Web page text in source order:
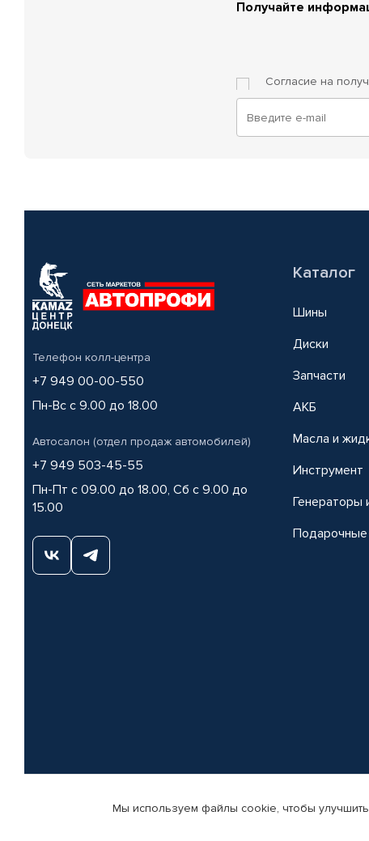
Получайте
Согласие на
Телефон колл-центра
+7 949 00-00-550
Пн-Вс с 9.00 до 18.00
Автосалон (отдел продаж автомобилей)
+7 949 503-45-55
Пн-Пт с 09.00 до 18.00, Сб с 9.00 до
15.00
Каталог
Шины
Диски
Запчасти
АКБ
Масла и
Инструмент
Генераторы
Подарочные
© КАМАЗ ЦЕНТР ДОНЕЦК, 2015-2026. Все права защищены. Интернет-
Мы используем файлы cookie, чтобы